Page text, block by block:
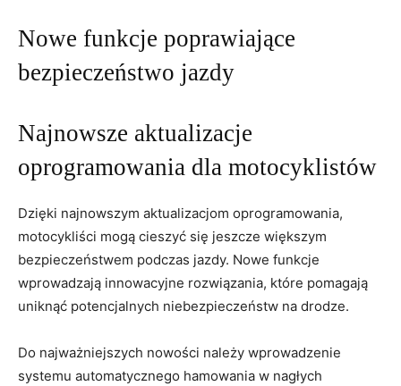
Nowe funkcje poprawiające
bezpieczeństwo⁤ jazdy
Najnowsze aktualizacje
oprogramowania dla motocyklistów
Dzięki najnowszym aktualizacjom oprogramowania,
motocykliści mogą cieszyć się jeszcze większym
bezpieczeństwem podczas jazdy. ​Nowe funkcje
wprowadzają innowacyjne rozwiązania,‌ które‌ pomagają
uniknąć potencjalnych‌ niebezpieczeństw ‌na drodze.
Do najważniejszych nowości należy wprowadzenie
systemu ‍automatycznego hamowania w nagłych